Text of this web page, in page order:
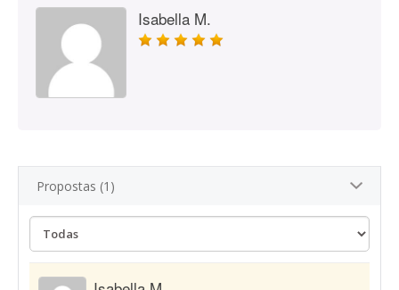
Isabella M.
Propostas (1)